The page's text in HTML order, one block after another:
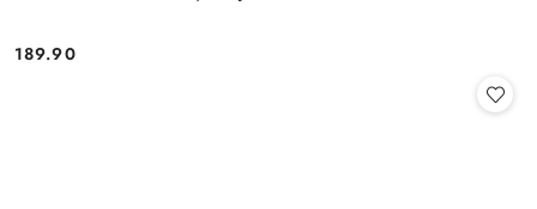
Cena:
189.90